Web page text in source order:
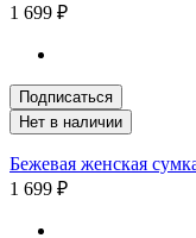
1 699 ₽
Подписаться
Нет в наличии
Бежевая женская
1 699 ₽